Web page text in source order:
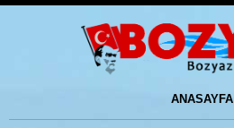
ANASAYFA